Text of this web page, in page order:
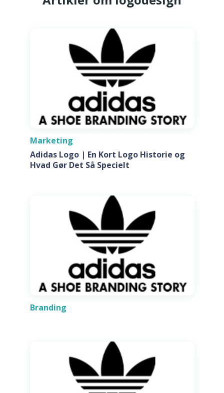
Marketing
Adidas Logo | En Kort Logo Historie og
Hvad Gør Det Så Specielt
Branding